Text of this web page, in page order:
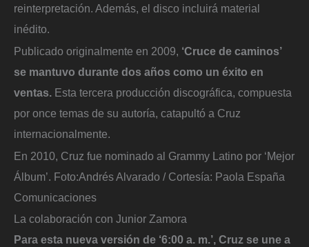
reinterpretación. Además, el disco incluirá material
inédito.
Publicado originalmente en 2009, ‘Cruce de caminos’
se mantuvo durante dos años como un éxito en
ventas. Esta tercera producción discográfica, compuesta
por once temas de su autoría, catapultó a Cruz
internacionalmente.
En 2010, Cruz fue nominado al Grammy Latino por ‘Mejor
Álbum’. Foto:Andrés Alvarado / Cortesía: Paola España
Comunicaciones
La colaboración con Junior Zamora
Para esta nueva versión de ‘6:00 a. m.’, Cruz se une a